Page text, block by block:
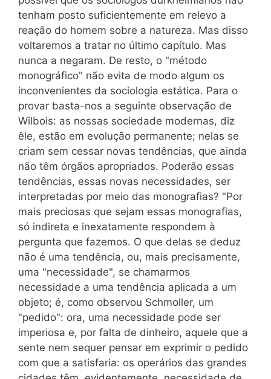
tenham posto suficientemente em relevo a
reação do homem sobre a natureza. Mas disso
voltaremos a tratar no último capítulo. Mas
nunca a negaram. De resto, o "método
monográfico" não evita de modo algum os
inconvenientes da sociologia estática. Para o
provar basta-nos a seguinte observação de
Wilbois: as nossas sociedade modernas, diz
êle, estão em evolução permanente; nelas se
criam sem cessar novas tendências, que ainda
não têm órgãos apropriados. Poderão essas
tendências, essas novas necessidades, ser
interpretadas por meio das monografias? "Por
mais preciosas que sejam essas monografias,
só indireta e inexatamente respondem à
pergunta que fazemos. O que delas se deduz
não é uma tendência, ou, mais precisamente,
uma "necessidade", se chamarmos
necessidade a uma tendência aplicada a um
objeto; é, como observou Schmoller, um
"pedido": ora, uma necessidade pode ser
imperiosa e, por falta de dinheiro, aquele que a
sente nem sequer pensar em exprimir o pedido
com que a satisfaria: os operários das grandes